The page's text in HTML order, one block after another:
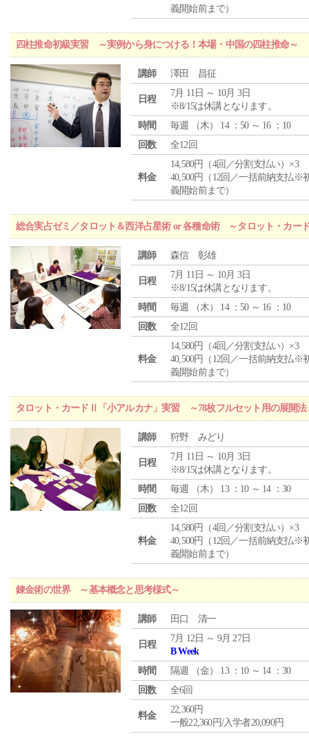
義開始前まで）
四柱推命初級実習 ～実例から身につける！本場・中国の四柱推命～
講師 澤田 昌征
日程
7月 11日 ～ 10月 3日
※8/15は休講となります。
時間
毎週 （木） 14 ：50 ～ 16 ：10
回数
全12回
料金
14,580円（4回／分割支払い）×3
40,500円（12回／一括前納支払※
義開始前まで）
総合実占ゼミ／タロット＆西洋占星術 or 各種命術 ～タロット・カー
講師 森信 彰雄
日程
7月 11日 ～ 10月 3日
※8/15は休講となります。
時間
毎週 （木） 14 ：50 ～ 16 ：10
回数
全12回
料金
14,580円（4回／分割支払い）×3
40,500円（12回／一括前納支払※
義開始前まで）
タロット・カードⅡ「小アルカナ」実習 ～78枚フルセット用の展開法
講師 狩野 みどり
日程
7月 11日 ～ 10月 3日
※8/15は休講となります。
時間
毎週 （木） 13 ：10 ～ 14 ：30
回数
全12回
料金
14,580円（4回／分割支払い）×3
40,500円（12回／一括前納支払※
義開始前まで）
錬金術の世界 ～基本概念と思考様式～
講師 田口 清一
日程
7月 12日 ～ 9月 27日
B Week
時間
隔週 （金） 13 ：10 ～ 14 ：30
回数
全6回
料金
22,360円
一般22,360円/入学者20,090円